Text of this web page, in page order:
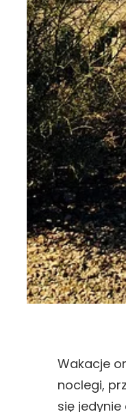
Wakacje
noclegi,
się